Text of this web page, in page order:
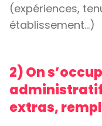
(expériences,
établissement…)
2) On
extras,